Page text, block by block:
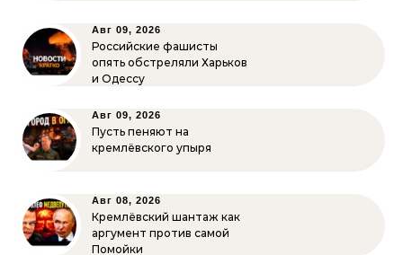
Авг 09, 2026
Российские фашисты
опять обстреляли Харьков
и Одессу
Авг 09, 2026
Пусть пеняют на
кремлёвского упыря
Авг 08, 2026
Кремлёвский шантаж как
аргумент против самой
Помойки